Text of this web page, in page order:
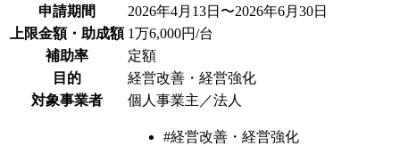
申請期間
2026年4月13日〜2026年6月30日
上限金額・助成額 1万6,000円/台
補助率
定額
目的
経営改善・経営強化
対象事業者
個人事業主／法人
#経営改善・経営強化